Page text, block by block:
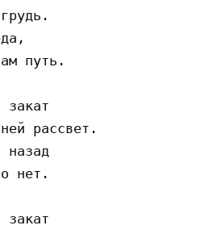
путь.
закат
рассвет.
назад
нет.
закат